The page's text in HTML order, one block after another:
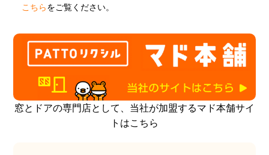
こちら をご覧ください。
窓とドアの専門店として、当社が加盟するマド本舗サイ
トはこちら